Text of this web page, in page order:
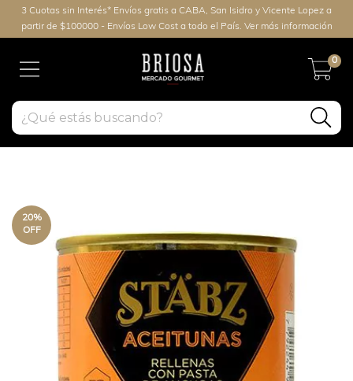
3 Cuotas sin Interés* Envíos gratis a CABA, San Isidro y Vicente Lopez a
partir de $100000 - Envíos Low Cost a todo el País. Ver más información
0
20%
OFF